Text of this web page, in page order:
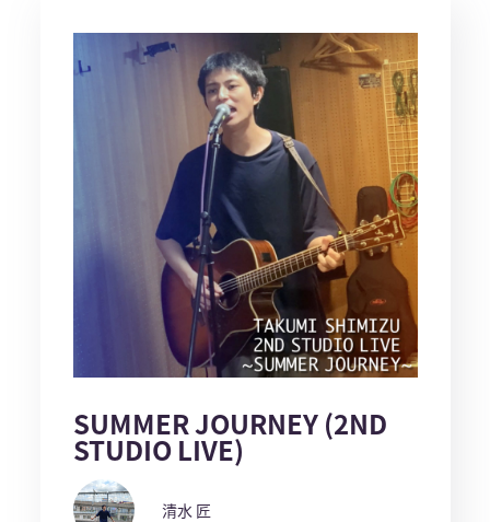
SUMMER JOURNEY (2ND
STUDIO LIVE)
清水 匠